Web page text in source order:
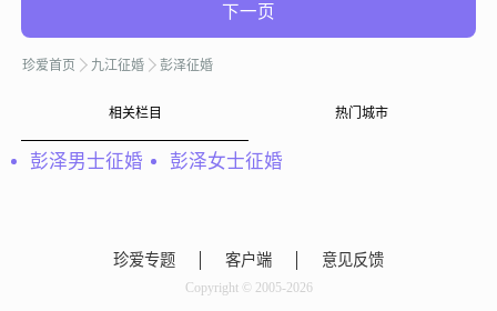
下一页
珍爱首页 九江征婚 彭泽征婚
相关栏目 热门城市
彭泽男士征婚 彭泽女士征婚
珍爱专题 客户端 意见反馈
Copyright © 2005-2026